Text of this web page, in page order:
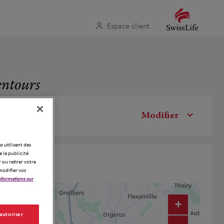
Espace client
Modifier
+
utilisent des
la publicité
ou retirer votre
vos
sur